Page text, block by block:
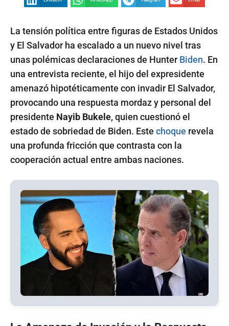
La tensión política entre figuras de Estados Unidos
y El Salvador ha escalado a un nuevo nivel tras
unas polémicas declaraciones de HunterBiden. En
una entrevista reciente, el hijo del expresidente
amenazó hipotéticamente con invadir El Salvador,
provocando una respuesta mordaz y personal del
presidente Nayib Bukele, quien cuestionó el
estado de sobriedad de Biden. Este choque revela
una profunda fricción que contrasta con la
cooperación actual entre ambas naciones.